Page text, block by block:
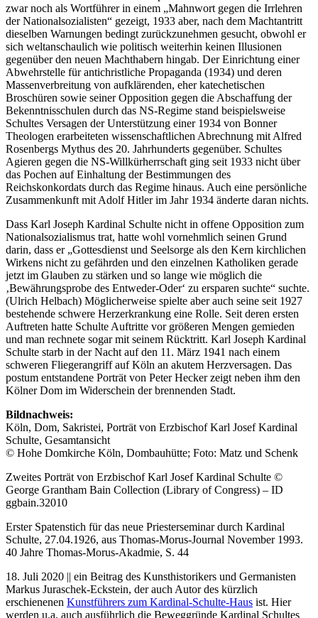
zwar noch als Wortführer in einem „Mahnwort gegen die Irrlehren
der Nationalsozialisten“ gezeigt, 1933 aber, nach dem Machtantritt
dieselben Warnungen bedingt zurückzunehmen gesucht, obwohl er
sich weltanschaulich wie politisch weiterhin keinen Illusionen
gegenüber den neuen Machthabern hingab. Der Einrichtung einer
Abwehrstelle für antichristliche Propaganda (1934) und deren
Massenverbreitung von aufklärenden, eher katechetischen
Broschüren sowie seiner Opposition gegen die Abschaffung der
Bekenntnisschulen durch das NS-Regime stand beispielsweise
Schultes Versagen der Unterstützung einer 1934 von Bonner
Theologen erarbeiteten wissenschaftlichen Abrechnung mit Alfred
Rosenbergs Mythus des 20. Jahrhunderts gegenüber. Schultes
Agieren gegen die NS-Willkürherrschaft ging seit 1933 nicht über
das Pochen auf Einhaltung der Bestimmungen des
Reichskonkordats durch das Regime hinaus. Auch eine persönliche
Zusammenkunft mit Adolf Hitler im Jahr 1934 änderte daran nichts.
Dass Karl Joseph Kardinal Schulte nicht in offene Opposition zum
Nationalsozialismus trat, hatte wohl vornehmlich seinen Grund
darin, dass er „Gottesdienst und Seelsorge als den Kern kirchlichen
Wirkens nicht zu gefährden und den einzelnen Katholiken gerade
jetzt im Glauben zu stärken und so lange wie möglich die
‚Bewährungsprobe des Entweder-Oder‘ zu ersparen suchte“ suchte.
(Ulrich Helbach) Möglicherweise spielte aber auch seine seit 1927
bestehende schwere Herzerkrankung eine Rolle. Seit deren ersten
Auftreten hatte Schulte Auftritte vor größeren Mengen gemieden
und man rechnete sogar mit seinem Rücktritt. Karl Joseph Kardinal
Schulte starb in der Nacht auf den 11. März 1941 nach einem
schweren Fliegerangriff auf Köln an akutem Herzversagen. Das
postum entstandene Porträt von Peter Hecker zeigt neben ihm den
Kölner Dom im Widerschein der brennenden Stadt.
Bildnachweis:
Köln, Dom, Sakristei, Porträt von Erzbischof Karl Josef Kardinal
Schulte, Gesamtansicht
© Hohe Domkirche Köln, Dombauhütte; Foto: Matz und Schenk
Zweites Porträt von Erzbischof Karl Josef Kardinal Schulte ©
George Grantham Bain Collection (Library of Congress) – ID
ggbain.32010
Erster Spatenstich für das neue Priesterseminar durch Kardinal
Schulte, 27.04.1926, aus Thomas-Morus-Journal November 1993.
40 Jahre Thomas-Morus-Akadmie, S. 44
18. Juli 2020 || ein Beitrag des Kunsthistorikers und Germanisten
Markus Juraschek-Eckstein, der auch Autor des kürzlich
erschienenen Kunstführers zum Kardinal-Schulte-Haus ist. Hier
werden u.a. auch ausführlich die Beweggründe Kardinal Schultes